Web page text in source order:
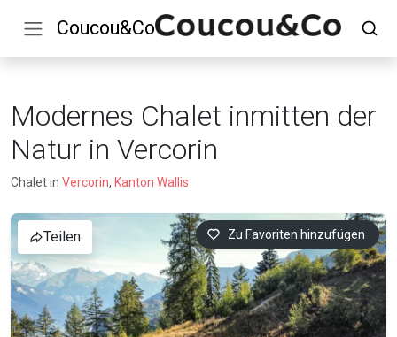
Coucou&Co
Modernes Chalet inmitten der
Natur in Vercorin
Chalet in Vercorin, Kanton Wallis
Zu Favoriten hinzufügen
Teilen